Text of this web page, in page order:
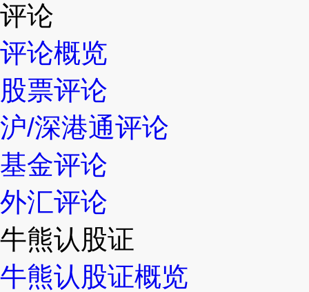
评论
评论概览
股票评论
沪/深港通评论
基金评论
外汇评论
牛熊认股证
牛熊认股证概览